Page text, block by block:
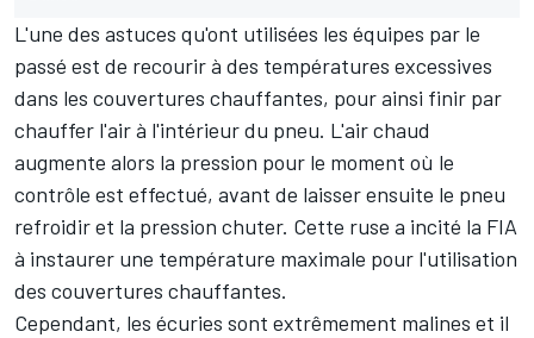
L'une des astuces qu'ont utilisées les équipes par le
passé est de recourir à des températures excessives
dans les couvertures chauffantes, pour ainsi finir par
chauffer l'air à l'intérieur du pneu. L'air chaud
augmente alors la pression pour le moment où le
contrôle est effectué, avant de laisser ensuite le pneu
refroidir et la pression chuter. Cette ruse a incité la FIA
à instaurer une température maximale pour l'utilisation
des couvertures chauffantes.
Cependant, les écuries sont extrêmement malines et il